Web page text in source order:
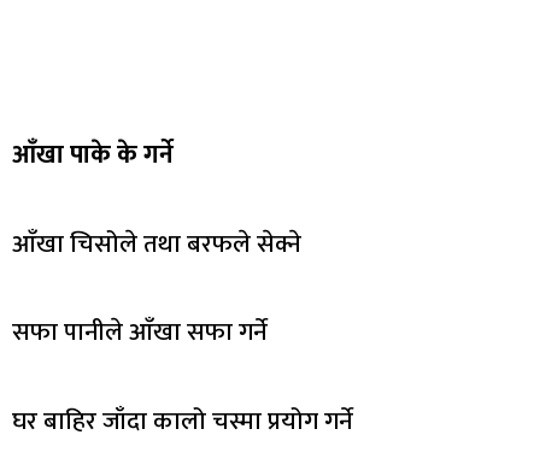
आँखा पाके के गर्ने
आँखा चिसोले तथा बरफले सेक्ने
सफा पानीले आँखा सफा गर्ने
घर बाहिर जाँदा कालो चस्मा प्रयोग गर्ने